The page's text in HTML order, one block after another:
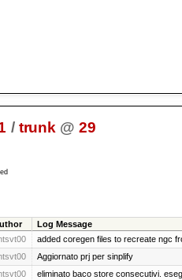
/ trunk @ 29
Log Message
added coregen files to recreate ngc
Aggiornato prj per sinplify
eliminato baco store consecutivi.